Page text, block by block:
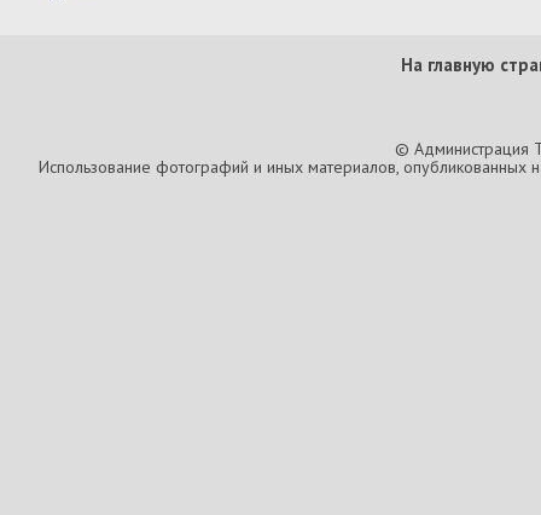
На главную
© Администрация
Использование фотографий и иных материалов, опубликованных